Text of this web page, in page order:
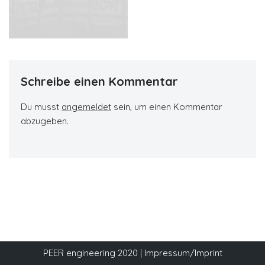
Schreibe einen Kommentar
Du musst angemeldet sein, um einen Kommentar
abzugeben.
PEER engineering 2020 | Impressum/Imprint